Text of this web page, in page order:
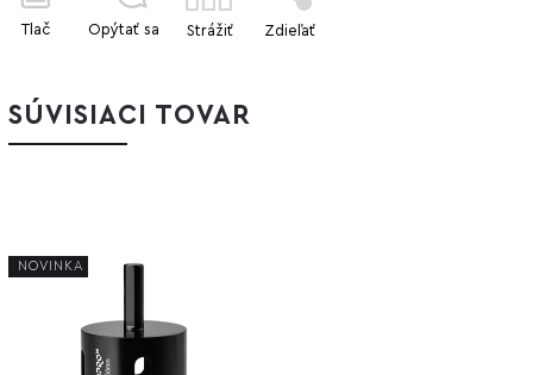
Tlač Opýtať sa Strážiť Zdieľať
SÚVISIACI TOVAR
NOVINKA